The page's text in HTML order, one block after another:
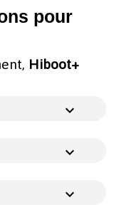
pour
Hiboot+